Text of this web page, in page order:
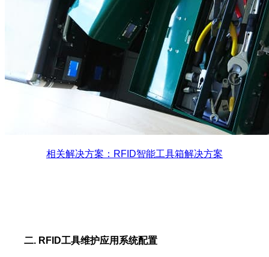
相关解决方案：RFID智能工具箱解决方案
二. RFID工具维护应用系统配置